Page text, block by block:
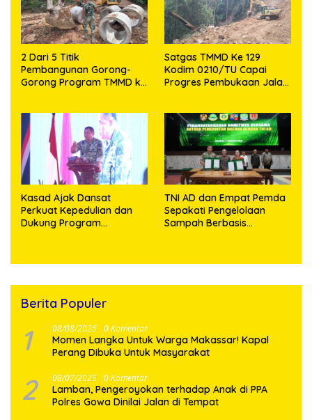
2 Dari 5 Titik
Pembangunan Gorong-
Gorong Program TMMD ke
Satgas TMMD Ke 129
Kodim 0210/TU Capai
Progres Pembukaan Jalan
Kasad Ajak Dansat
Perkuat Kepedulian dan
Dukung Program
TNI AD dan Empat Pemda
Sepakati Pengelolaan
Sampah Berbasis
Berita Populer
1 08/08/2026 0 Komentar
Momen Langka Untuk Warga Makassar! Kapal
Perang Dibuka Untuk Masyarakat
2 08/07/2026 0 Komentar
Lamban, Pengeroyokan terhadap Anak di PPA
Polres Gowa Dinilai Jalan di Tempat